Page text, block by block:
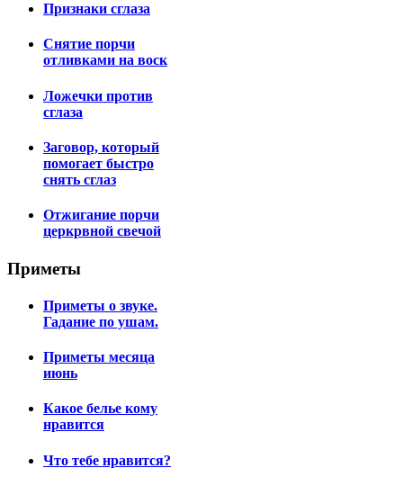
Признаки сглаза
Снятие порчи
отливками на воск
Ложечки против
сглаза
Заговор, который
помогает быстро
снять сглаз
Отжигание порчи
церкрвной свечой
Приметы
Приметы о звуке.
Гадание по ушам.
Приметы месяца
июнь
Какое белье кому
нравится
Что тебе нравится?